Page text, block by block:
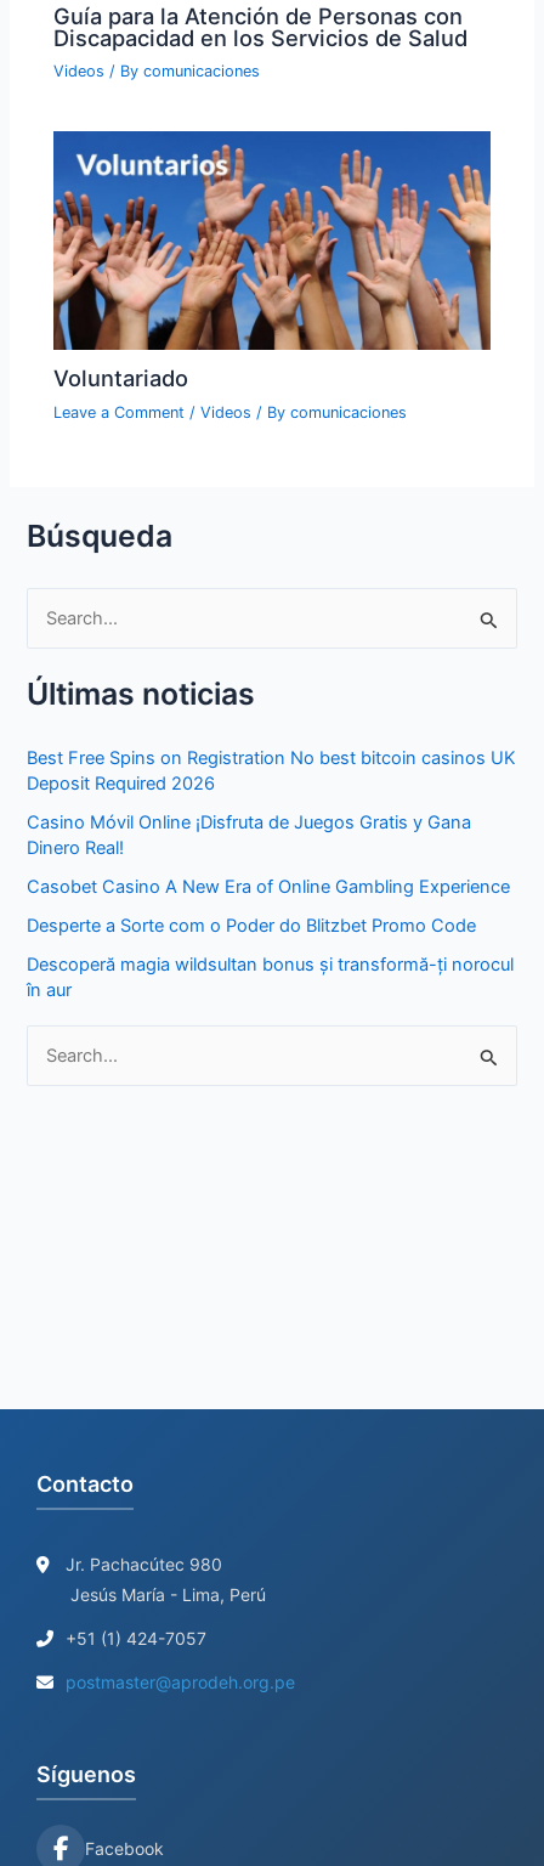
Guía para la Atención de Personas con
Discapacidad en los Servicios de Salud
Videos / Bycomunicaciones
Voluntariado
Leave a Comment /Videos / Bycomunicaciones
Búsqueda
a
c
f
Últimas noticias
Best Free Spins on Registration No best bitcoin casinos UK
Deposit Required 2026
Casino Móvil Online ¡Disfruta de Juegos Gratis y Gana
Dinero Real!
Casobet Casino A New Era of Online Gambling Experience
Desperte a Sorte com o Poder do Blitzbet Promo Code
Descoperă magia wildsultan bonus și transformă-ți norocul
în aur
Contacto
Jr. Pachacútec 980
Jesús María - Lima, Perú
+51 (1) 424-7057
postmaster@aprodeh.org.pe
Síguenos
Facebook